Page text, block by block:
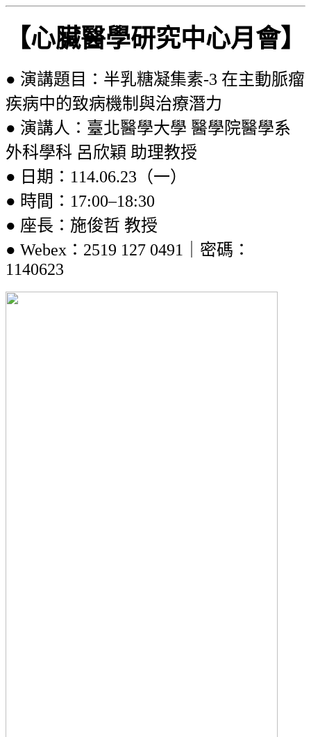
【心臟醫學研究中心月會】
● 演講題目：半乳糖凝集素-3 在主動脈瘤
疾病中的致病機制與治療潛力
● 演講人：臺北醫學大學 醫學院醫學系
外科學科 呂欣穎 助理教授
● 日期：114.06.23（一）
● 時間：17:00–18:30
● 座長：施俊哲 教授
● Webex：2519 127 0491
｜密碼：
1140623